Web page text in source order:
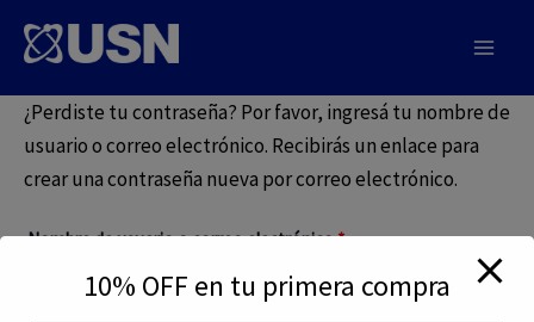
USN
¿Perdiste tu contraseña? Por favor, ingresá tu nombre de
usuario o correo electrónico. Recibirás un enlace para
crear una contraseña nueva por correo electrónico.
Nombre de usuario o correo electrónico*Requerido
10% OFF en tu primera compra